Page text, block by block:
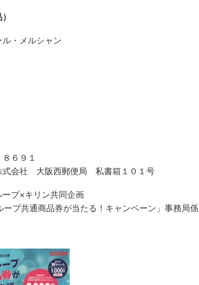
ル・メルシャン
６９１
式会社 大阪西郵便局 私書箱１０１号
ープ×キリン共同企画
ープ共通商品券が当たる！キャンペーン」事務局係